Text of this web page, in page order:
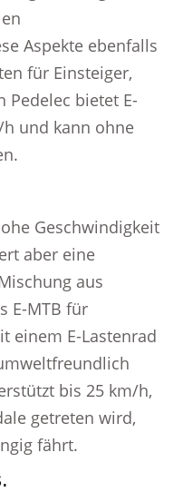
Aspekte ebenfalls
für Einsteiger,
Pedelec bietet E-
und kann ohne
Geschwindigkeit
aber eine
aus
E-MTB für
einem E-Lastenrad
bis 25 km/h,
getreten wird,
fährt.